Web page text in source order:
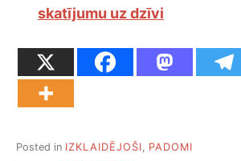
skatījumu uz dzīvi
Posted in IZKLAIDĒJOŠI, PADOMI